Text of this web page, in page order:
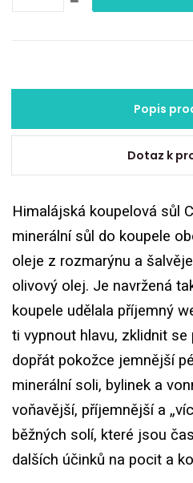
Popis
Dotaz k
Himalájská koupelová sůl
minerální sůl do koupele
oleje z rozmarýnu a
olivový olej. Je navržená
koupele udělala příjemný
ti vypnout hlavu, zklidnit se
dopřát pokožce jemnější
minerální soli, bylinek a
voňavější, příjemnější a
běžných solí, které jsou
dalších účinků na pocit a